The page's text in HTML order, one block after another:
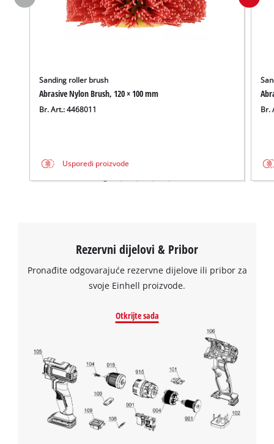
Sanding roller brush
Abrasive Nylon Brush, 120 × 100 mm
Br. Art.: 4468011
Usporedi proizvode
Br.
Rezervni dijelovi & Pribor
Pronađite odgovarajuće rezervne dijelove ili pribor za
svoje Einhell proizvode.
Otkrijte sada